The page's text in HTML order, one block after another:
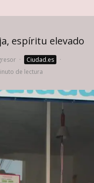
espíritu elevado
· Ciudad.es
·
de lectura